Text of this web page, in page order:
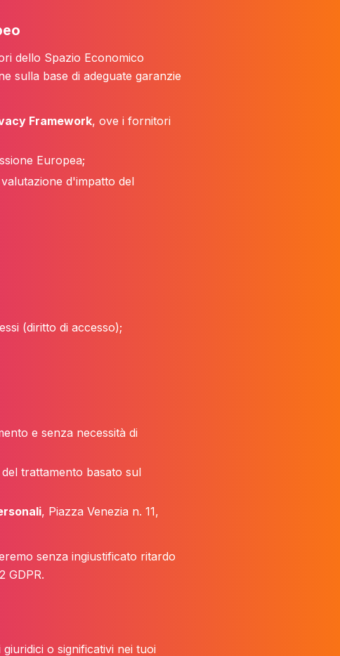
dello Spazio Economico
sulla base di adeguate garanzie
Framework, ove i fornitori
Europea;
d'impatto del
(diritto di accesso);
e senza necessità di
trattamento basato sul
, Piazza Venezia n. 11,
senza ingiustificato ritardo
GDPR.
o significativi nei tuoi